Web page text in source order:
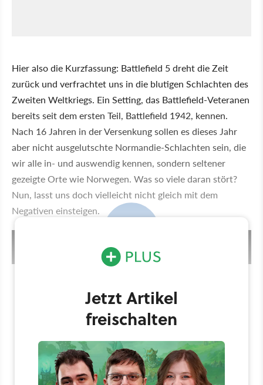
Hier also die Kurzfassung: Battlefield 5 dreht die Zeit
zurück und verfrachtet uns in die blutigen Schlachten des
Zweiten Weltkriegs. Ein Setting, das Battlefield-Veteranen
bereits seit dem ersten Teil, Battlefield 1942, kennen.
Nach 16 Jahren in der Versenkung sollen es dieses Jahr
aber nicht ausgelutschte Normandie-Schlachten sein, die
wir alle in- und auswendig kennen, sondern seltener
gezeigte Orte wie Norwegen. Was so viele daran stört?
Nun, lasst uns doch vielleicht nicht gleich mit dem
Negativen einsteigen.
Battlefield 5 - Trailer-Analyse: 23 versteckte Gameplay-Details
Jetzt Artikel
freischalten